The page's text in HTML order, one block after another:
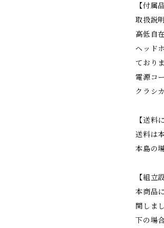
【付属
取扱説
高低自
ヘッド
ており
電源コ
クラシ
【送料
送料は
本島の
【組立
本商品
関しま
下の場